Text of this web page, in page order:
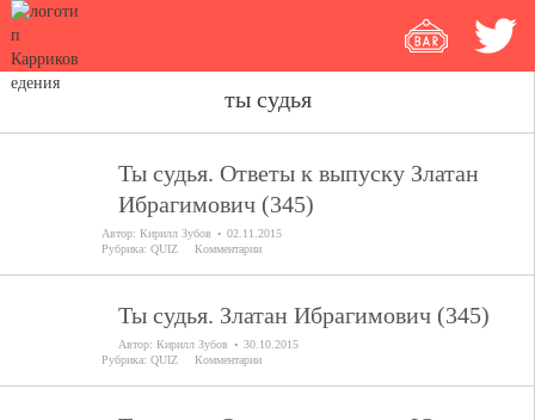
ты судья
Ты судья. Ответы к выпуску Златан
Ибрагимович (345)
Автор: Кирилл Зубов
02.11.2015
Рубрика: QUIZ Комментарии
Ты судья. Златан Ибрагимович (345)
Автор: Кирилл Зубов
30.10.2015
Рубрика: QUIZ Комментарии